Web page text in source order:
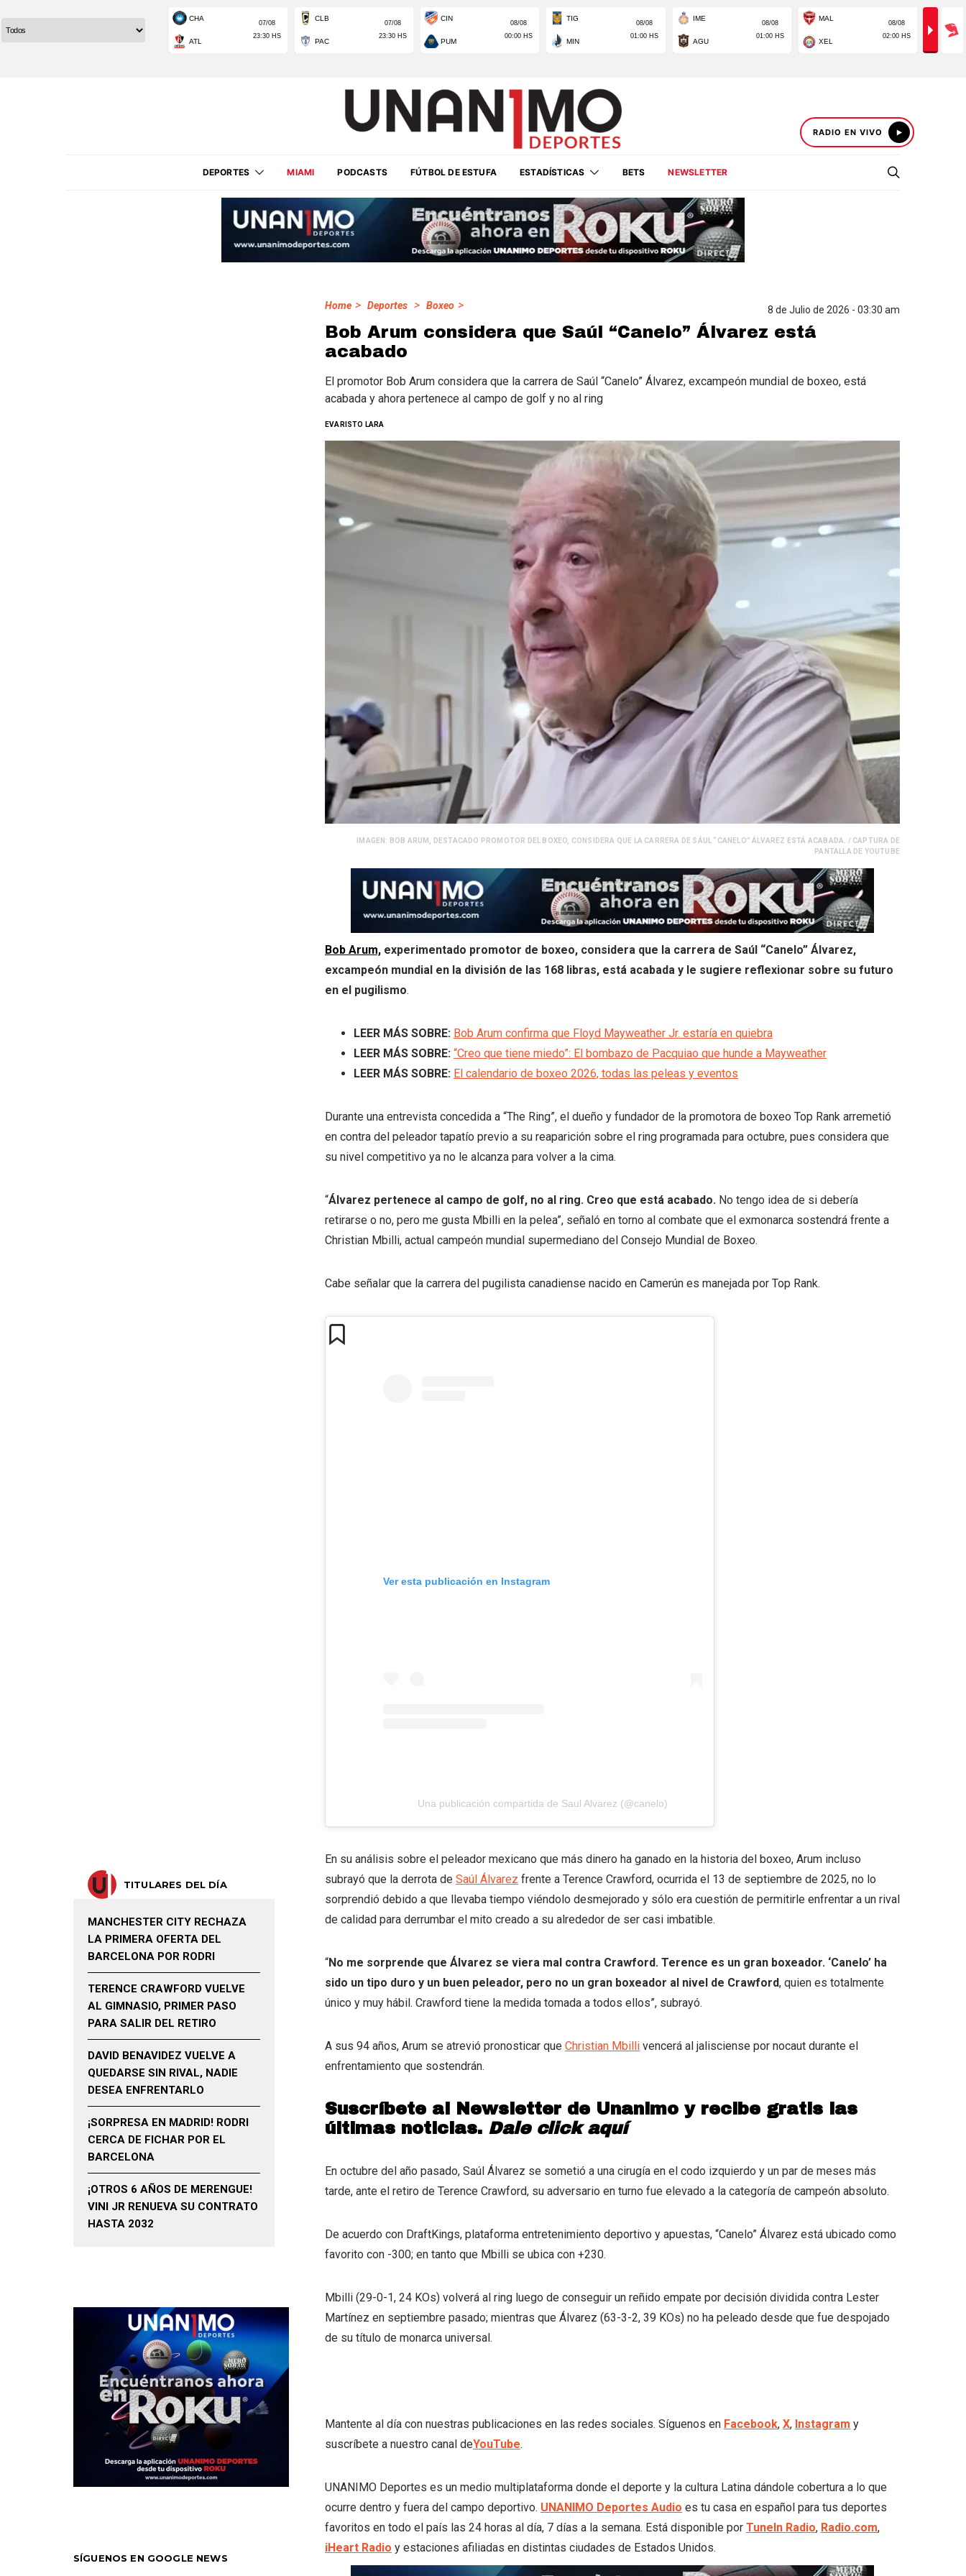
RADIO EN VIVO
DEPORTES MIAMI PODCASTS FÚTBOL DE ESTUFA ESTADÍSTICAS BETS NEWSLETTER
Home > Deportes > Boxeo > 8 de Julio de 2026 - 03:30 am
Bob Arum considera que Saúl “Canelo” Álvarez está
acabado
El promotor Bob Arum considera que la carrera de Saúl “Canelo” Álvarez, excampeón mundial de boxeo, está
acabada y ahora pertenece al campo de golf y no al ring
EVARISTO LARA
IMAGEN: BOB ARUM, DESTACADO PROMOTOR DEL BOXEO, CONSIDERA QUE LA CARRERA DE SÁUL “CANELO” ÁLVAREZ ESTÁ ACABADA. / CAPTURA DE
PANTALLA DE YOUTUBE
Bob Arum, experimentado promotor de boxeo, considera que la carrera de Saúl “Canelo” Álvarez,
excampeón mundial en la división de las 168 libras, está acabada y le sugiere reflexionar sobre su futuro
en el pugilismo.
LEER MÁS SOBRE: Bob Arum confirma que Floyd Mayweather Jr. estaría en quiebra
LEER MÁS SOBRE: “Creo que tiene miedo”: El bombazo de Pacquiao que hunde a Mayweather
LEER MÁS SOBRE: El calendario de boxeo 2026, todas las peleas y eventos
Durante una entrevista concedida a “The Ring”, el dueño y fundador de la promotora de boxeo Top Rank arremetió
en contra del peleador tapatío previo a su reaparición sobre el ring programada para octubre, pues considera que
su nivel competitivo ya no le alcanza para volver a la cima.
“Álvarez pertenece al campo de golf, no al ring. Creo que está acabado. No tengo idea de si debería
retirarse o no, pero me gusta Mbilli en la pelea”, señaló en torno al combate que el exmonarca sostendrá frente a
Christian Mbilli, actual campeón mundial supermediano del Consejo Mundial de Boxeo.
Cabe señalar que la carrera del pugilista canadiense nacido en Camerún es manejada por Top Rank.
Ver esta publicación en Instagram
Una publicación compartida de Saul Alvarez (@canelo)
En su análisis sobre el peleador mexicano que más dinero ha ganado en la historia del boxeo, Arum incluso
subrayó que la derrota de Saúl Álvarez frente a Terence Crawford, ocurrida el 13 de septiembre de 2025, no lo
sorprendió debido a que llevaba tiempo viéndolo desmejorado y sólo era cuestión de permitirle enfrentar a un rival
de calidad para derrumbar el mito creado a su alrededor de ser casi imbatible.
“No me sorprende que Álvarez se viera mal contra Crawford. Terence es un gran boxeador. ‘Canelo’ ha
sido un tipo duro y un buen peleador, pero no un gran boxeador al nivel de Crawford, quien es totalmente
único y muy hábil. Crawford tiene la medida tomada a todos ellos”, subrayó.
A sus 94 años, Arum se atrevió pronosticar que Christian Mbilli vencerá al jalisciense por nocaut durante el
enfrentamiento que sostendrán.
Suscríbete al Newsletter de Unanimo y recibe gratis las
últimas noticias. Dale click aquí
En octubre del año pasado, Saúl Álvarez se sometió a una cirugía en el codo izquierdo y un par de meses más
tarde, ante el retiro de Terence Crawford, su adversario en turno fue elevado a la categoría de campeón absoluto.
De acuerdo con DraftKings, plataforma entretenimiento deportivo y apuestas, “Canelo” Álvarez está ubicado como
favorito con -300; en tanto que Mbilli se ubica con +230.
Mbilli (29-0-1, 24 KOs) volverá al ring luego de conseguir un reñido empate por decisión dividida contra Lester
Martínez en septiembre pasado; mientras que Álvarez (63-3-2, 39 KOs) no ha peleado desde que fue despojado
de su título de monarca universal.
Mantente al día con nuestras publicaciones en las redes sociales. Síguenos en Facebook, X, Instagram y
suscríbete a nuestro canal deYouTube.
UNANIMO Deportes es un medio multiplataforma donde el deporte y la cultura Latina dándole cobertura a lo que
ocurre dentro y fuera del campo deportivo. UNANIMO Deportes Audio es tu casa en español para tus deportes
favoritos en todo el país las 24 horas al día, 7 días a la semana. Está disponible por TuneIn Radio, Radio.com,
iHeart Radio y estaciones afiliadas en distintas ciudades de Estados Unidos.
TITULARES DEL DÍA
MANCHESTER CITY RECHAZA
LA PRIMERA OFERTA DEL
BARCELONA POR RODRI
TERENCE CRAWFORD VUELVE
AL GIMNASIO, PRIMER PASO
PARA SALIR DEL RETIRO
DAVID BENAVIDEZ VUELVE A
QUEDARSE SIN RIVAL, NADIE
DESEA ENFRENTARLO
¡SORPRESA EN MADRID! RODRI
CERCA DE FICHAR POR EL
BARCELONA
¡OTROS 6 AÑOS DE MERENGUE!
VINI JR RENUEVA SU CONTRATO
HASTA 2032
SÍGUENOS EN GOOGLE NEWS